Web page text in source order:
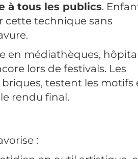
à tous les publics.
cette technique sans
en médiathèques,
lors de festivals. Les
testent les motifs
rendu final.
: